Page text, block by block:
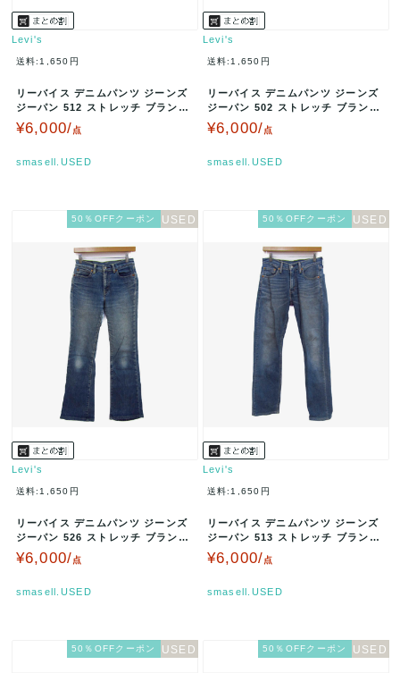
Levi's
送料:1,650円
リーバイス デニムパンツ ジーンズ
ジーパン 512 ストレッチ ブランド
ボトムス 黒 メンズ W…
¥6,000/点
smasell.USED
Levi's
送料:1,650円
リーバイス デニムパンツ ジーンズ
ジーパン 502 ストレッチ ブランド
ボトムス 日本製 レディ…
¥6,000/点
smasell.USED
50％OFFクーポン
Levi's
送料:1,650円
リーバイス デニムパンツ ジーンズ
ジーパン 526 ストレッチ ブランド
ボトムス 日本製 レディ…
¥6,000/点
smasell.USED
50％OFFクーポン
Levi's
送料:1,650円
リーバイス デニムパンツ ジーンズ
ジーパン 513 ストレッチ ブランド
ボトムス レディース W…
¥6,000/点
smasell.USED
50％OFFクーポン 50％OFFクーポン